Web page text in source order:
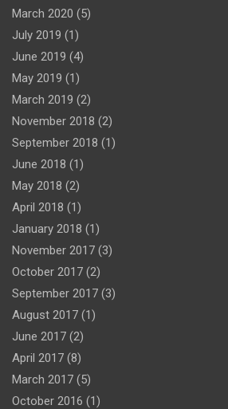
March 2020 (5)
July 2019 (1)
June 2019 (4)
May 2019 (1)
March 2019 (2)
November 2018 (2)
September 2018 (1)
June 2018 (1)
May 2018 (2)
April 2018 (1)
January 2018 (1)
November 2017 (3)
October 2017 (2)
September 2017 (3)
August 2017 (1)
June 2017 (2)
April 2017 (8)
March 2017 (5)
October 2016 (1)